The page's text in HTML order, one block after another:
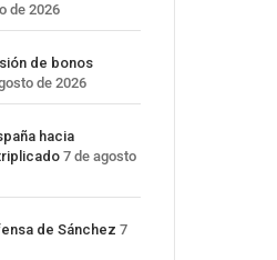
de 2026
de bonos
de 2026
hacia
7 de agosto
de Sánchez 7